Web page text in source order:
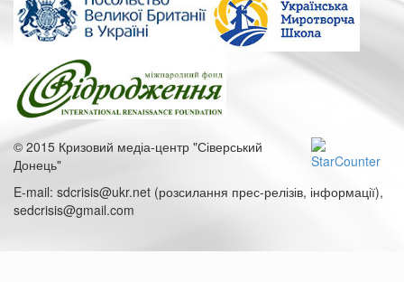
© 2015 Кризовий медіа-центр "Сіверський
Донець"
E-mail: sdcrisis@ukr.net (розсилання прес-релізів, інформації),
sedcrisis@gmail.com